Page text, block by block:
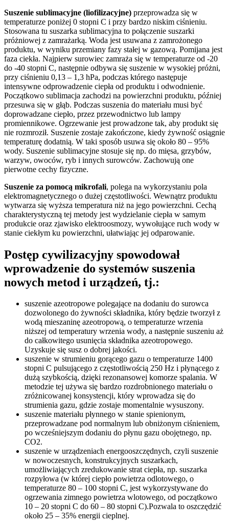
Suszenie sublimacyjne (liofilizacyjne) przeprowadza się w
temperaturze poniżej 0 stopni C i przy bardzo niskim ciśnieniu.
Stosowana tu suszarka sublimacyjna to połączenie suszarki
próżniowej z zamrażarką. Woda jest usuwana z zamrożonego
produktu, w wyniku przemiany fazy stałej w gazową. Pomijana jest
faza ciekła. Najpierw surowiec zamraża się w temperaturze od -20
do -40 stopni C, następnie odbywa się suszenie w wysokiej próżni,
przy ciśnieniu 0,13 – 1,3 hPa, podczas którego następuje
intensywne odprowadzenie ciepła od produktu i odwodnienie.
Początkowo sublimacja zachodzi na powierzchni produktu, później
przesuwa się w głąb. Podczas suszenia do materiału musi być
doprowadzane ciepło, przez przewodnictwo lub lampy
promiennikowe. Ogrzewanie jest prowadzone tak, aby produkt się
nie rozmroził. Suszenie zostaje zakończone, kiedy żywność osiągnie
temperaturę dodatnią. W taki sposób usuwa się około 80 – 95%
wody. Suszenie sublimacyjne stosuje się np. do mięsa, grzybów,
warzyw, owoców, ryb i innych surowców. Zachowują one
pierwotne cechy fizyczne.
Suszenie za pomocą mikrofali, polega na wykorzystaniu pola
elektromagnetycznego o dużej częstotliwości. Wewnątrz produktu
wytwarza się wyższa temperatura niż na jego powierzchni. Cechą
charakterystyczną tej metody jest wydzielanie ciepła w samym
produkcie oraz zjawisko elektroosmozy, wywołujące ruch wody w
stanie ciekłym ku powierzchni, ułatwiając jej odparowanie.
Postęp cywilizacyjny spowodował
wprowadzenie do systemów suszenia
nowych metod i urządzeń, tj.:
suszenie azeotropowe polegające na dodaniu do surowca
dozwolonego do żywności składnika, który będzie tworzył z
wodą mieszaninę azeotropową, o temperaturze wrzenia
niższej od temperatury wrzenia wody, a następnie suszeniu aż
do całkowitego usunięcia składnika azeotropowego.
Uzyskuje się susz o dobrej jakości.
suszenie w strumieniu gorącego gazu o temperaturze 1400
stopni C pulsującego z częstotliwością 250 Hz i płynącego z
dużą szybkością, dzięki rezonansowej komorze spalania. W
metodzie tej używa się bardzo rozdrobnionego materiału o
zróżnicowanej konsystencji, który wprowadza się do
strumienia gazu, gdzie zostaje momentalnie wysuszony.
suszenie materiału płynnego w stanie spienionym,
przeprowadzane pod normalnym lub obniżonym ciśnieniem,
po wcześniejszym dodaniu do płynu gazu obojętnego, np.
CO2.
suszenie w urządzeniach energooszczędnych, czyli suszenie
w nowoczesnych, konstrukcyjnych suszarkach,
umożliwiających zredukowanie strat ciepła, np. suszarka
rozpyłowa (w której ciepło powietrza odlotowego, o
temperaturze 80 – 100 stopni C, jest wykorzystywane do
ogrzewania zimnego powietrza wlotowego, od początkowo
10 – 20 stopni C do 60 – 80 stopni C).Pozwala to oszczędzić
około 25 – 35% energii cieplnej.